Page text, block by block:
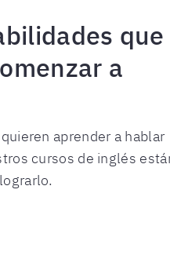
que
a
aprender a hablar
cursos de inglés